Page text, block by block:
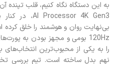
بی‌نهایت روان و هوشمند را خلق
را به یکی از محبوب‌ترین انتخاب‌های
نهم بدل ساخته است. تیم بررسی